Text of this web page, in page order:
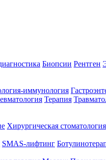
Биопсии Рентген
иммунология
Терапия
Хирургическая стоматология
SMAS-лифтинг